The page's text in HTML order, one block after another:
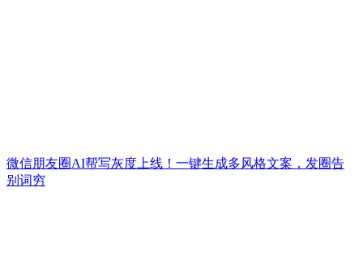
微信朋友圈AI帮写灰度上线！一键生成多风格文案，发圈告
别词穷